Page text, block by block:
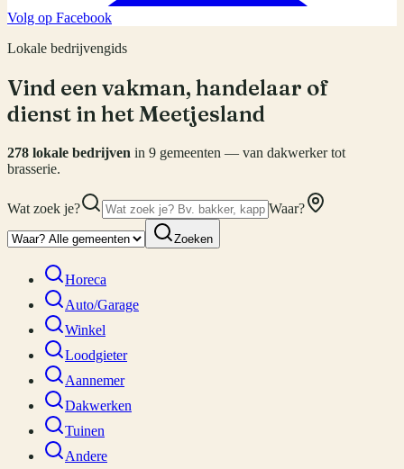
Volg op Facebook
Lokale bedrijvengids
Vind een vakman, handelaar of
dienst in het Meetjesland
278 lokale bedrijven in 9 gemeenten — van dakwerker tot
brasserie.
Wat zoek je? Waar?
Zoeken
Horeca
Auto/Garage
Winkel
Loodgieter
Aannemer
Dakwerken
Tuinen
Andere